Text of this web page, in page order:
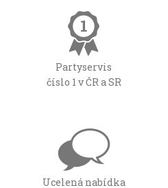
Partyservis
číslo 1 v ČR a SR
Ucelená nabídka